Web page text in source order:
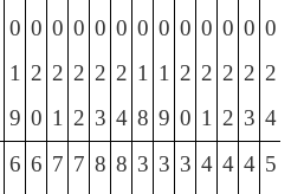
0
1
9
0
2
0
0
2
1
0
2
2
0
2
3
0
2
4
0
1
8
0
1
9
0
2
0
0
2
1
0
2
2
0
2
3
0
2
4
6 6 7 7 8 8 3 3 3 4 4 4 5